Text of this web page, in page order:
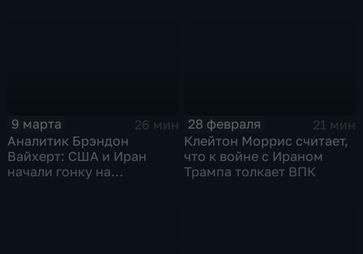
9 марта
26 мин
Аналитик Брэндон
Вайхерт: США и Иран
начали гонку на
28 февраля
21 мин
Клейтон Моррис считает,
что к войне с Ираном
Трампа толкает ВПК